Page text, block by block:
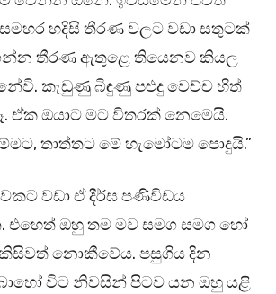
හදිසි තීරණ වලට වඩා සතුටක්
තීරණ ඇතුළෙ තියෙනව කියල
කැඩුණු බිඳුණු පළුදු වෙච්ච හිත්
ඒක ඔයාට මට විතරක් නෙමෙයි.
තාත්තට මේ හැමෝටම පොදුයි.”
වඩා ඒ දීර්ඝ පණිවිඩය
ඔහු තම මව සමග සමග හෝ
නොකීවේය. පසුගිය දින
විට නිවසින් පිටව යන ඔහු යළි